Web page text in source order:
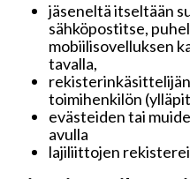
jäseneltä itseltään
sähköpostitse,
mobiilisovelluksen
tavalla,
toimihenkilön
evästeiden tai
avulla
lajiliittojen